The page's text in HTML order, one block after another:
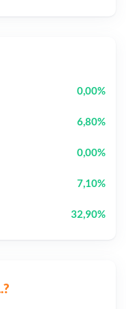
0,00%
6,80%
0,00%
7,10%
32,90%